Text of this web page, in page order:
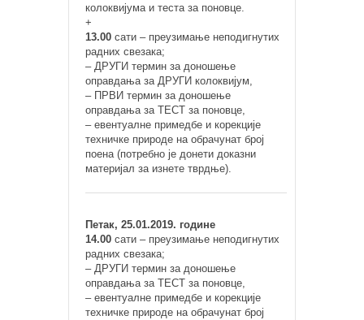
колоквијума и теста за поновце.
+
13.00 сати – преузимање неподигнутих
радних свезака;
– ДРУГИ термин за доношење
оправдања за ДРУГИ колоквијум,
– ПРВИ термин за доношење
оправдања за ТЕСТ за поновце,
– евентуалне примедбе и корекције
техничке природе на обрачунат број
поена (потребно је донети доказни
материјал за изнете тврдње).
Петак, 25.01.2019. године
14.00 сати – преузимање неподигнутих
радних свезака;
– ДРУГИ термин за доношење
оправдања за ТЕСТ за поновце,
– евентуалне примедбе и корекције
техничке природе на обрачунат број